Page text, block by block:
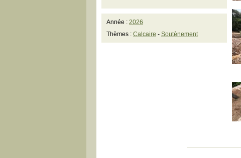
Année : 2026
Thèmes : Calcaire - Soutènement